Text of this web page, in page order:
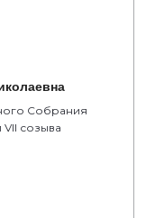
Собрания
созыва